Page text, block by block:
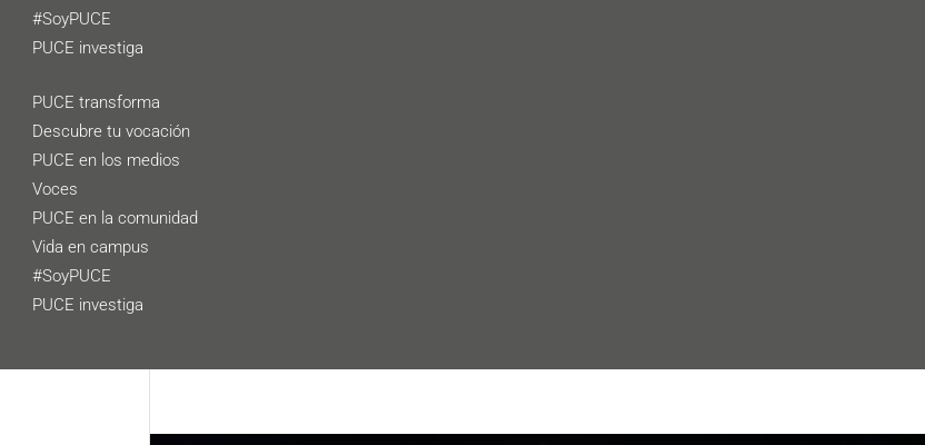
#SoyPUCE
PUCE investiga
PUCE transforma
Descubre tu vocación
PUCE en los medios
Voces
PUCE en la comunidad
Vida en campus
#SoyPUCE
PUCE investiga